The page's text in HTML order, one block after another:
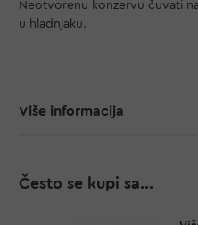
Neotvorenu konzervu čuvati
u hladnjaku.
Više informacija
Često se kupi sa...